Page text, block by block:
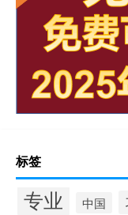
标签
专业 中国